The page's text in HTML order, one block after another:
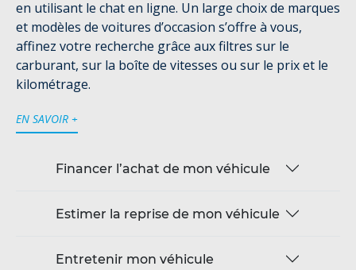
en utilisant le chat en ligne. Un large choix de marques
et modèles de voitures d’occasion s’offre à vous,
affinez votre recherche grâce aux filtres sur le
carburant, sur la boîte de vitesses ou sur le prix et le
kilométrage.
EN SAVOIR +
Financer l’achat de mon véhicule
Estimer la reprise de mon véhicule
Entretenir mon véhicule